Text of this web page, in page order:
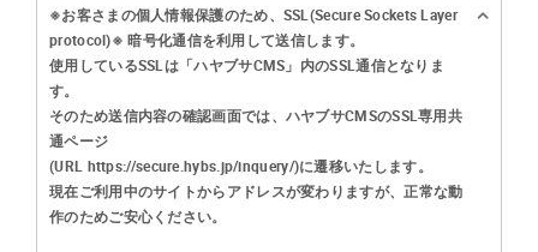
※お客さまの個人情報保護のため、SSL(Secure Sockets Layer
protocol)※ 暗号化通信を利用して送信します。
使用しているSSLは「ハヤブサCMS」内のSSL通信となりま
す。
そのため送信内容の確認画面では、ハヤブサCMSのSSL専用共
通ページ
(URL https://secure.hybs.jp/inquery/)に遷移いたします。
現在ご利用中のサイトからアドレスが変わりますが、正常な動
作のためご安心ください。